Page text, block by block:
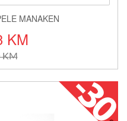
MANAKEN
KM
KM